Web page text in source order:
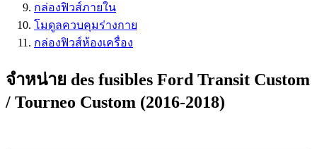
กล่องฟิวส์ภายใน
โมดูลควบคุมร่างกาย
กล่องฟิวส์ห้องเครื่อง
จำหน่าย des fusibles Ford Transit Custom
/ Tourneo Custom (2016-2018)